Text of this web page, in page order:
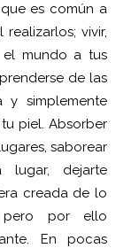
es común a
vivir,
el mundo a tus
de las
y simplemente
piel. Absorber
saborear
lugar, dejarte
creada de lo
pero por ello
En pocas